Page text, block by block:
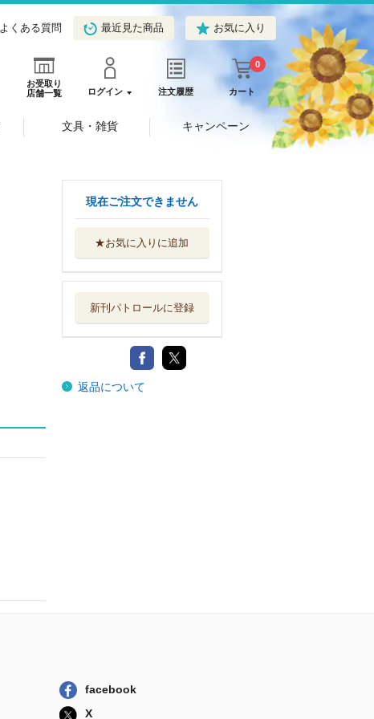
よくある質問 最近見た商品 お気に入り
お受取り
店舗一覧
ログイン 注文履歴 カート
0
文具・雑貨 キャンペーン
現在ご注文できません
★お気に入りに追加
新刊パトロールに登録
返品について
facebook
X